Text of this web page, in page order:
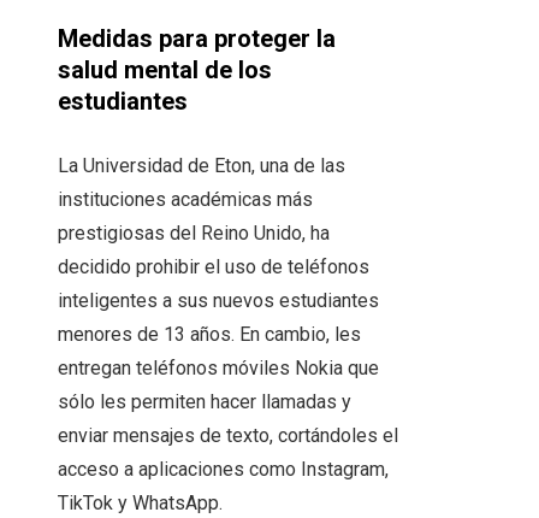
Medidas para proteger la
salud mental de los
estudiantes
La Universidad de Eton, una de las
instituciones académicas más
prestigiosas del Reino Unido, ha
decidido prohibir el uso de teléfonos
inteligentes a sus nuevos estudiantes
menores de 13 años. En cambio, les
entregan teléfonos móviles Nokia que
sólo les permiten hacer llamadas y
enviar mensajes de texto, cortándoles el
acceso a aplicaciones como Instagram,
TikTok y WhatsApp.